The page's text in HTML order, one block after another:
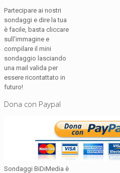
Partecipare ai nostri
sondaggi e dire la tua
è facile, basta cliccare
sull'immagine e
compilare il mini
sondaggio lasciando
una mail valida per
essere ricontattato in
futuro!
Dona con Paypal
Sondaggi BiDiMedia è